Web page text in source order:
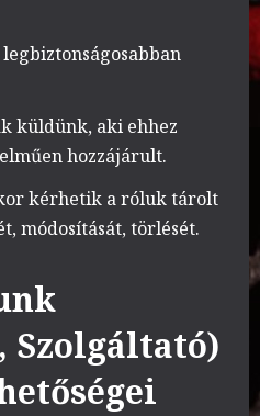
küldünk, aki ehhez
hozzájárult.
kérhetik a róluk tárolt
módosítását, törlését.
Szolgáltató)